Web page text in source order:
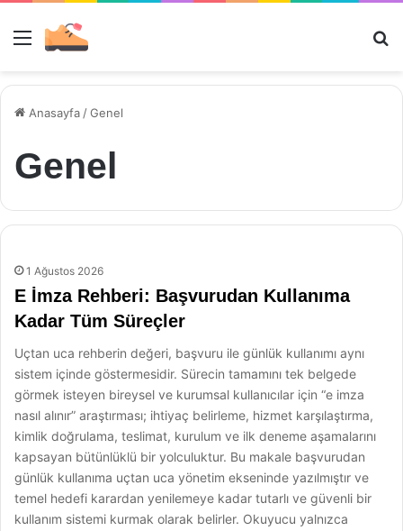
Menü
Anasayfa /Genel
Genel
1 Ağustos 2026
E İmza Rehberi: Başvurudan Kullanıma
Kadar Tüm Süreçler
Uçtan uca rehberin değeri, başvuru ile günlük kullanımı aynı
sistem içinde göstermesidir. Sürecin tamamını tek belgede
görmek isteyen bireysel ve kurumsal kullanıcılar için “e imza
nasıl alınır” araştırması; ihtiyaç belirleme, hizmet karşılaştırma,
kimlik doğrulama, teslimat, kurulum ve ilk deneme aşamalarını
kapsayan bütünlüklü bir yolculuktur. Bu makale başvurudan
günlük kullanıma uçtan uca yönetim ekseninde yazılmıştır ve
temel hedefi karardan yenilemeye kadar tutarlı ve güvenli bir
kullanım sistemi kurmak olarak belirler. Okuyucu yalnızca